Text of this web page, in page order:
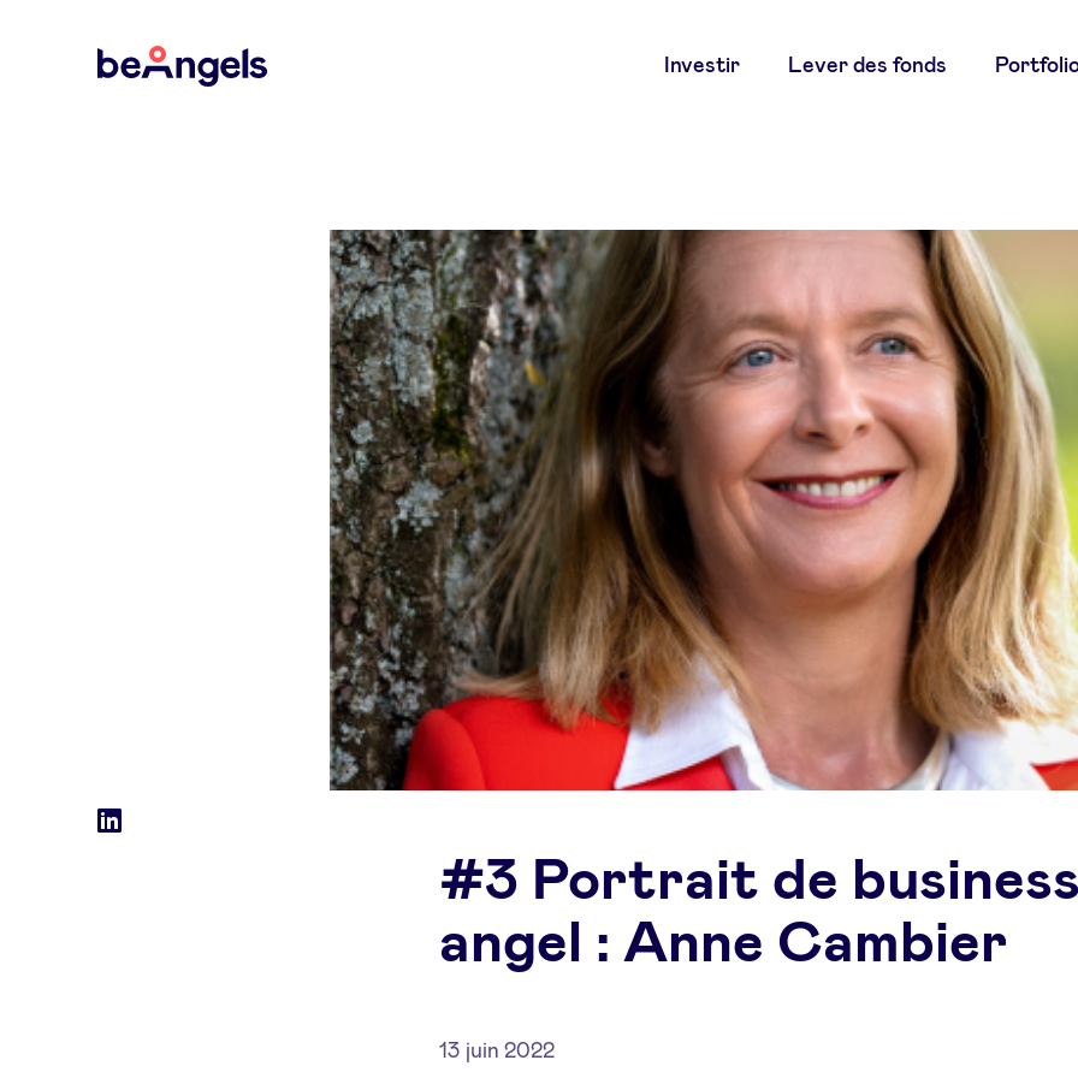
BeAngels
Main
Investir Lever des fonds
#3 Portrait de
angel : Anne Cambier
13 juin 2022
Social
LinkedIn